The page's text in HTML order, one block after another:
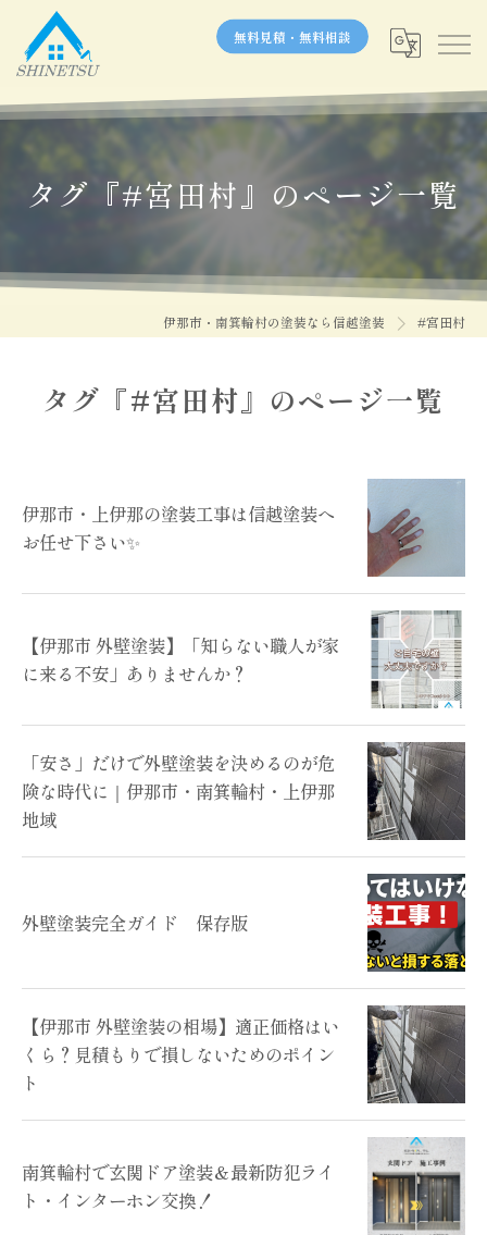
無料見積・無料相談
タグ『#宮田村』のページ一覧
伊那市・南箕輪村の塗装なら信越塗装 #宮田村
タグ『#宮田村』のページ一覧
伊那市・上伊那の塗装工事は信越塗装へ
お任せ下さい✨
【伊那市 外壁塗装】「知らない職人が家
に来る不安」ありませんか？
「安さ」だけで外壁塗装を決めるのが危
険な時代に｜伊那市・南箕輪村・上伊那
地域
外壁塗装完全ガイド 保存版
【伊那市 外壁塗装の相場】適正価格はい
くら？見積もりで損しないためのポイン
ト
南箕輪村で玄関ドア塗装＆最新防犯ライ
ト・インターホン交換！